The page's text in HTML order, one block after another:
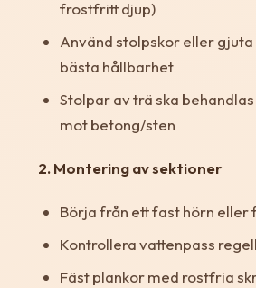
frostfritt djup)
Använd stolpskor eller
bästa hållbarhet
Stolpar av trä ska
mot betong/sten
2. Montering av sektioner
Börja från ett fast hörn eller
Kontrollera vattenpass
Fäst plankor med rostfria